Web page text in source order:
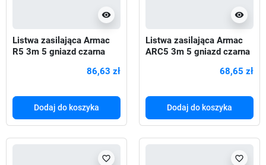
visibility
Listwa zasilająca Armac
R5 3m 5 gniazd czarna
86,63 zł
Dodaj do koszyka
visibility
Listwa zasilająca Armac
ARC5 3m 5 gniazd czarna
68,65 zł
Dodaj do koszyka
favorite_border favorite_border